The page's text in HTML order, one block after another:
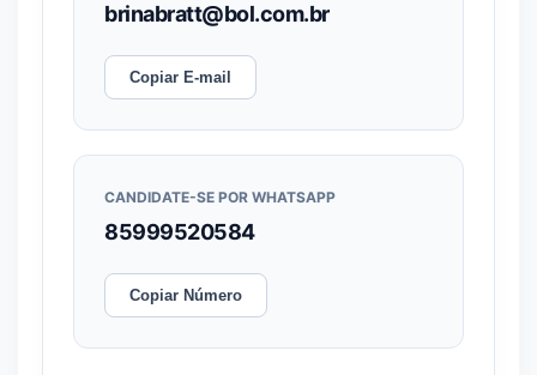
brinabratt@bol.com.br
Copiar E-mail
CANDIDATE-SE POR WHATSAPP
85999520584
Copiar Número